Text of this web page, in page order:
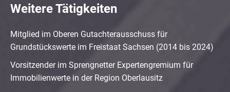
Weitere Tätigkeiten
Mitglied im Oberen Gutachterausschuss für
Grundstückswerte im Freistaat Sachsen (2014 bis 2024)
Vorsitzender im Sprengnetter Expertengremium für
Immobilienwerte in der Region Oberlausitz